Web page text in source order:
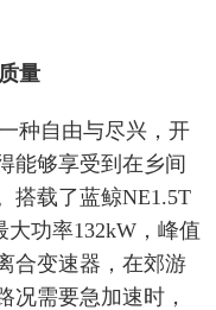
量
种自由与尽兴，开
能够享受到在乡间
搭载了蓝鲸NE1.5T
功率132kW，峰值
合变速器，在郊游
况需要急加速时，